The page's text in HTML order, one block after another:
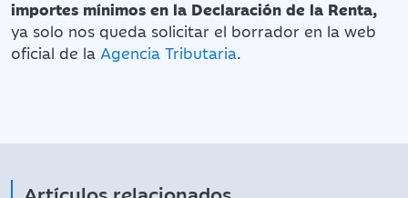
importes mínimos en la Declaración de la Renta,
ya solo nos queda solicitar el borrador en la web
oficial de la Agencia Tributaria.